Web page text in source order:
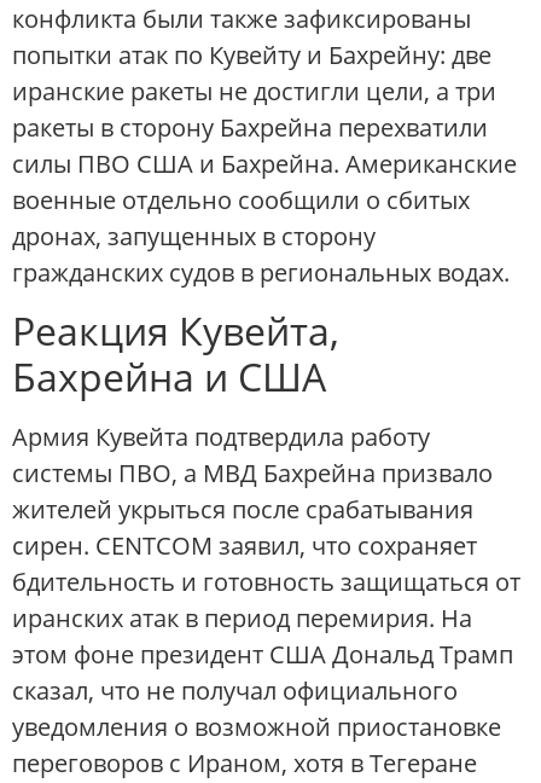
конфликта были также зафиксированы
попытки атак по Кувейту и Бахрейну: две
иранские ракеты не достигли цели, а три
ракеты в сторону Бахрейна перехватили
силы ПВО США и Бахрейна. Американские
военные отдельно сообщили о сбитых
дронах, запущенных в сторону
гражданских судов в региональных водах.
Реакция Кувейта,
Бахрейна и США
Армия Кувейта подтвердила работу
системы ПВО, а МВД Бахрейна призвало
жителей укрыться после срабатывания
сирен. CENTCOM заявил, что сохраняет
бдительность и готовность защищаться от
иранских атак в период перемирия. На
этом фоне президент США Дональд Трамп
сказал, что не получал официального
уведомления о возможной приостановке
переговоров с Ираном, хотя в Тегеране